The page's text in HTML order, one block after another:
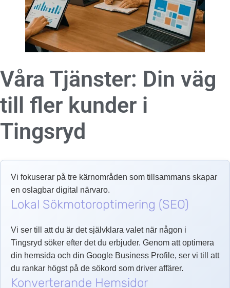
Våra Tjänster: Din väg
till fler kunder i
Tingsryd
Vi fokuserar på tre kärnområden som tillsammans skapar
en oslagbar digital närvaro.
Lokal Sökmotoroptimering (SEO)
Vi ser till att du är det självklara valet när någon i
Tingsryd söker efter det du erbjuder. Genom att optimera
din hemsida och din Google Business Profile, ser vi till att
du rankar högst på de sökord som driver affärer.
Konverterande Hemsidor